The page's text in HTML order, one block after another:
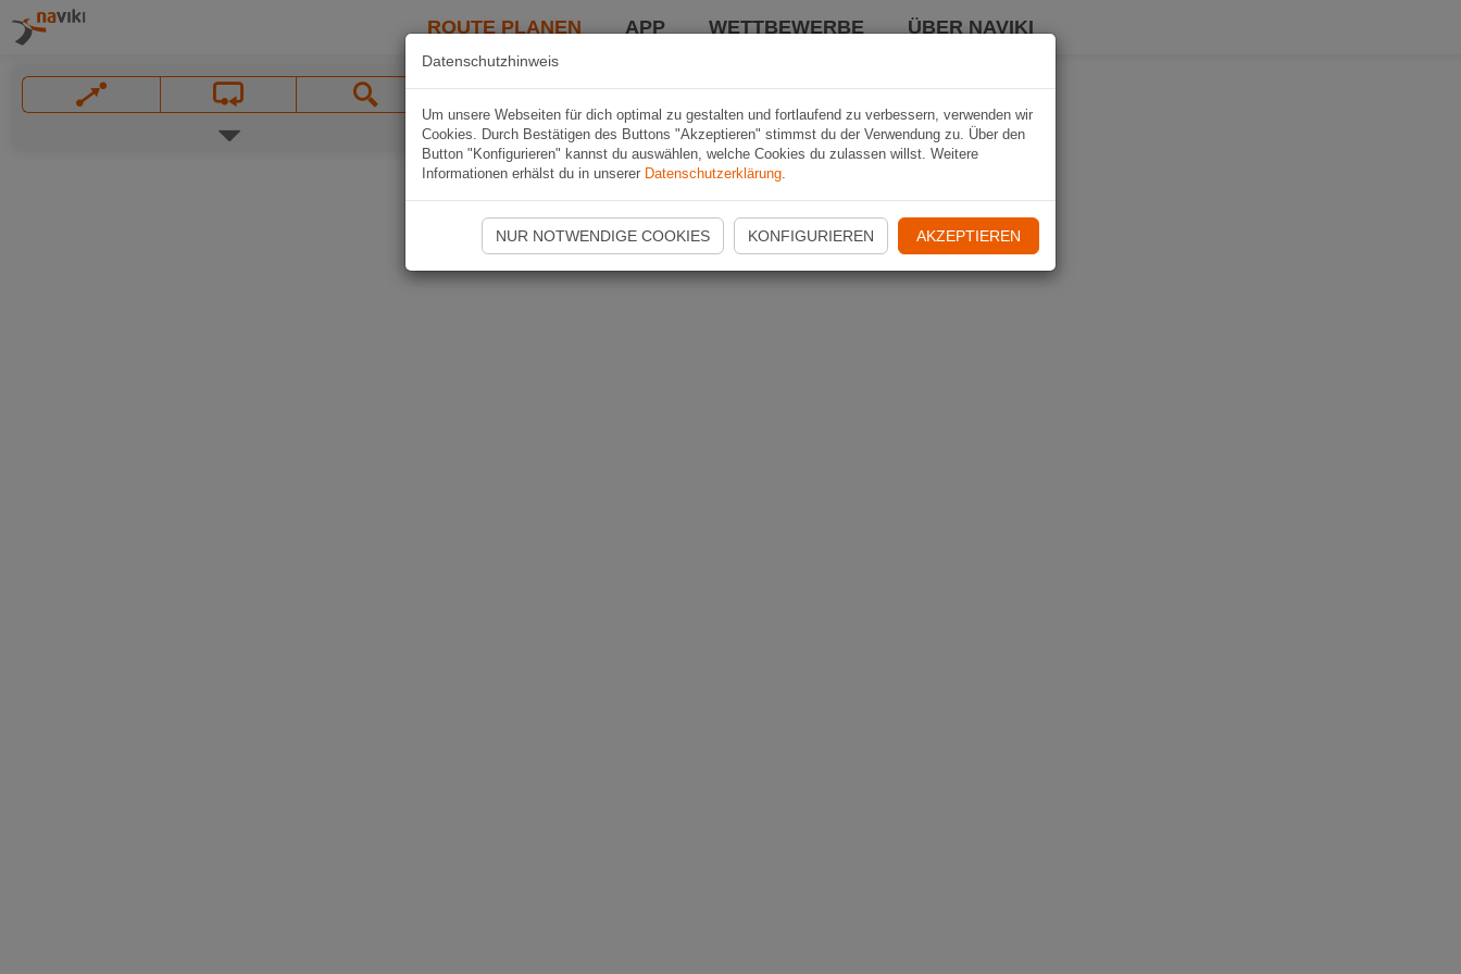
ROUTE PLANEN APP WETTBEWERBE ÜBER NAVIKI
Datenschutzhinweis
Um unsere Webseiten für dich optimal zu gestalten und fortlaufend zu verbessern, verwenden wir
Cookies. Durch Bestätigen des Buttons "Akzeptieren" stimmst du der Verwendung zu. Über den
Button "Konfigurieren" kannst du auswählen, welche Cookies du zulassen willst. Weitere
Informationen erhälst du in unserer Datenschutzerklärung.
NUR NOTWENDIGE COOKIES KONFIGURIEREN AKZEPTIEREN